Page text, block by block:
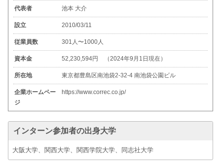
代表者 池本 大介
設立 2010/03/11
従業員数 301人〜1000人
資本金 52,230,594円 （2024年9月1日現在）
所在地 東京都豊島区南池袋2-32-4 南池袋公園ビル
企業ホームペー
ジ
https://www.correc.co.jp/
インターン参加者の出身大学
大阪大学、関西大学、関西学院大学、同志社大学